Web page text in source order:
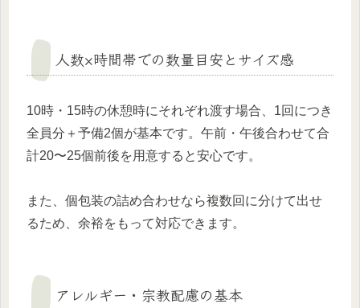
人数×時間帯での数量目安とサイズ感
10時・15時の休憩時にそれぞれ渡す場合、1回につき
全員分＋予備2個が基本です。午前・午後合わせて合
計20〜25個前後を用意すると安心です。
また、個包装の詰め合わせなら複数回に分けて出せ
るため、余裕をもって対応できます。
アレルギー・宗教配慮の基本